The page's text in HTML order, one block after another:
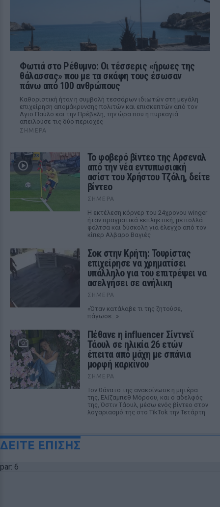
Φωτιά στο Ρέθυμνο: Οι τέσσερις «ήρωες της
θάλασσας» που με τα σκάφη τους έσωσαν
πάνω από 100 ανθρώπους
Καθοριστική ήταν η συμβολή τεσσάρων ιδιωτών στη μεγάλη
επιχείρηση απομάκρυνσης πολιτών και επισκεπτών από τον
Αγιο Παύλο και την Πρέβελη, την ώρα που η πυρκαγιά
απειλούσε τις δύο περιοχές
ΣΉΜΕΡΑ
Το φοβερό βίντεο της Αρσεναλ
από την νέα εντυπωσιακή
ασίστ του Χρήστου Τζόλη, δείτε
βίντεο
ΣΉΜΕΡΑ
Η εκτέλεση κόρνερ του 24χρονου winger
ήταν πραγματικά εκπληκτική, με πολλά
φάλτσα και δύσκολη για έλεγχο από τον
κίπερ Αλβαρο Βαγιές
Σοκ στην Κρήτη: Τουρίστας
επιχείρησε να χρηματίσει
υπάλληλο για του επιτρέψει να
ασελγήσει σε ανήλικη
ΣΉΜΕΡΑ
«Όταν κατάλαβε τι της ζητούσε,
πάγωσε...»
Πέθανε η influencer Σίντνεϊ
Τάουλ σε ηλικία 26 ετών
έπειτα από μάχη με σπάνια
μορφή καρκίνου
ΣΉΜΕΡΑ
Τον θάνατο της ανακοίνωσε η μητέρα
της, Ελίζαμπεθ Μόροου, και ο αδελφός
της, Όστιν Τάουλ, μέσω ενός βίντεο στον
λογαριασμό της στο TikTok την Τετάρτη
ΔΕΙΤΕ ΕΠΙΣΗΣ
par: 6